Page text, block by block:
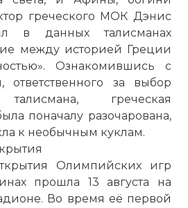
греческого МОК Дэнис
в данных талисманах
между историей Греции
Ознакомившись с
за выбор
греческая
поначалу разочарована,
к необычным куклам.
Олимпийских игр
прошла 13 августа на
Во время её первой